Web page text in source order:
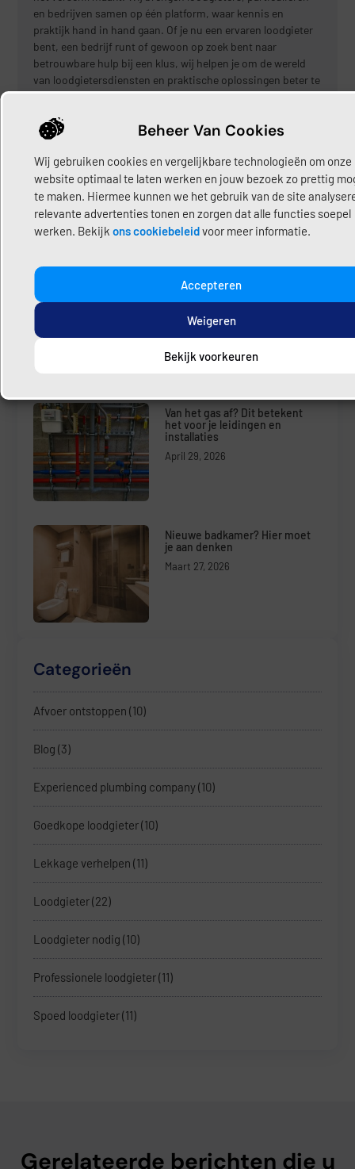
Beheer Van Cookies
Wij gebruiken cookies en vergelijkbare technologieën om onze
website optimaal te laten werken en jouw bezoek zo prettig
te maken. Hiermee kunnen we het gebruik van de site
relevante advertenties tonen en zorgen dat alle functies soepel
werken. Bekijk ons cookiebeleidvoor meer informatie.
Accepteren
Weigeren
Bekijk voorkeuren
en bedrijven samen op één platform, waar kennis en
praktijk hand in hand gaan. Of je nu een ervaren loodgieter
bent, een bedrijf runt of gewoon op zoek bent naar
betrouwbare hulp bij een klus, wij helpen je om de wereld
van loodgietersdiensten en praktische oplossingen beter te
Deel hier uw content
Laatste Bericht
Riool kapot, lekkage of
verstopping? Direct hulp bij
rioolproblemen
Van het gas af? Dit betekent
het voor je leidingen en
installaties
April 29, 2026
Nieuwe badkamer? Hier moet
je aan denken
Maart 27, 2026
Categorieën
Afvoer ontstoppen (10)
Blog (3)
Experienced plumbing company(10)
Goedkope loodgieter(10)
Lekkage verhelpen (11)
Loodgieter(22)
Loodgieter nodig (10)
Professionele loodgieter(11)
Spoed loodgieter(11)
Gerelateerde berichten die u